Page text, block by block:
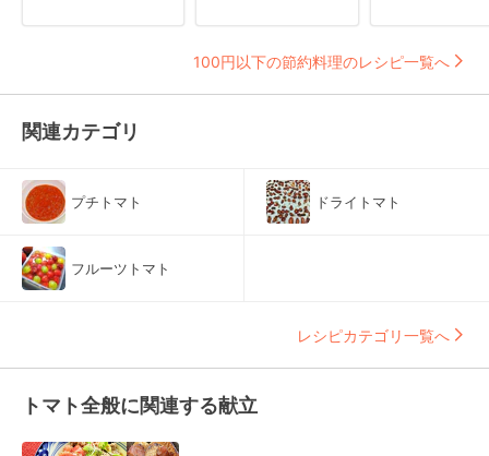
100円以下の節約料理のレシピ一覧へ
関連カテゴリ
プチトマト ドライトマト
フルーツトマト
レシピカテゴリ一覧へ
トマト全般に関連する献立